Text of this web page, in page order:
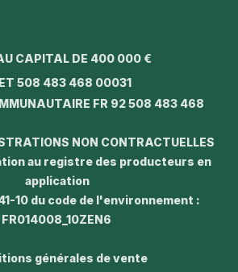
CAPITAL DE 400 000 €
508 483 468 00031
FR 92 508 483 468
NON CONTRACTUELLES
au registre des producteurs en
application
10 du code de l'environnement :
FR014008_10ZEN6
générales de vente